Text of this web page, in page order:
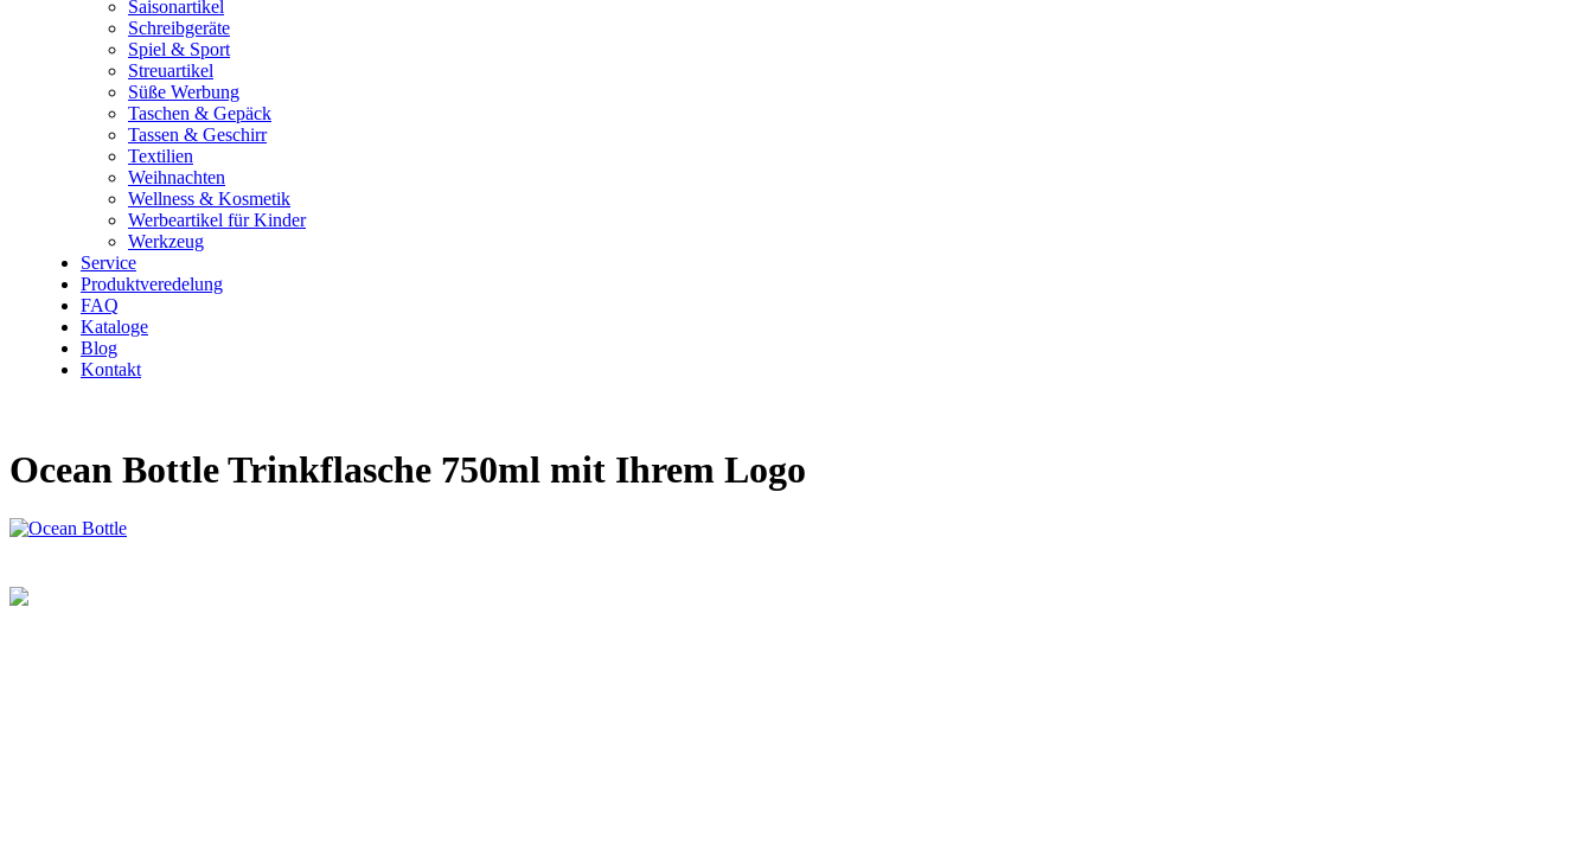
Saisonartikel
Schreibgeräte
Spiel & Sport
Streuartikel
Süße Werbung
Taschen & Gepäck
Tassen & Geschirr
Textilien
Weihnachten
Wellness & Kosmetik
Werbeartikel für Kinder
Werkzeug
Service
Produktveredelung
FAQ
Kataloge
Blog
Kontakt
Ocean Bottle Trinkflasche 750ml mit Ihrem Logo